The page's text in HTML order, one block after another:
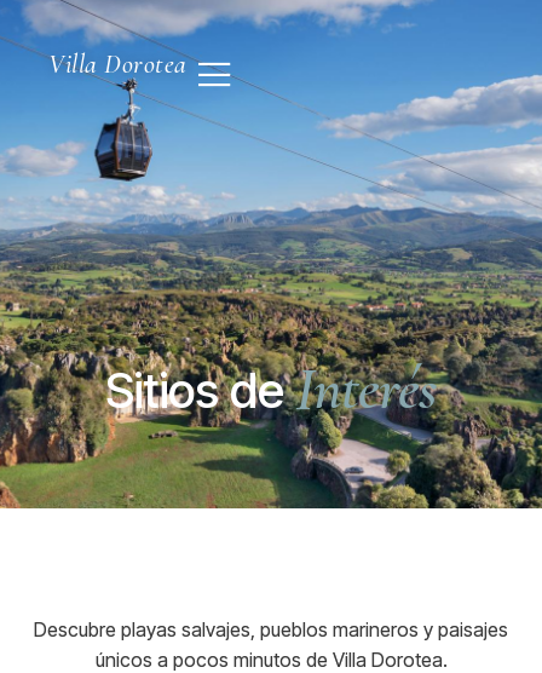
Villa Dorotea
Sitios deInterés
Descubre playas salvajes, pueblos marineros y paisajes
únicos a pocos minutos de Villa Dorotea.